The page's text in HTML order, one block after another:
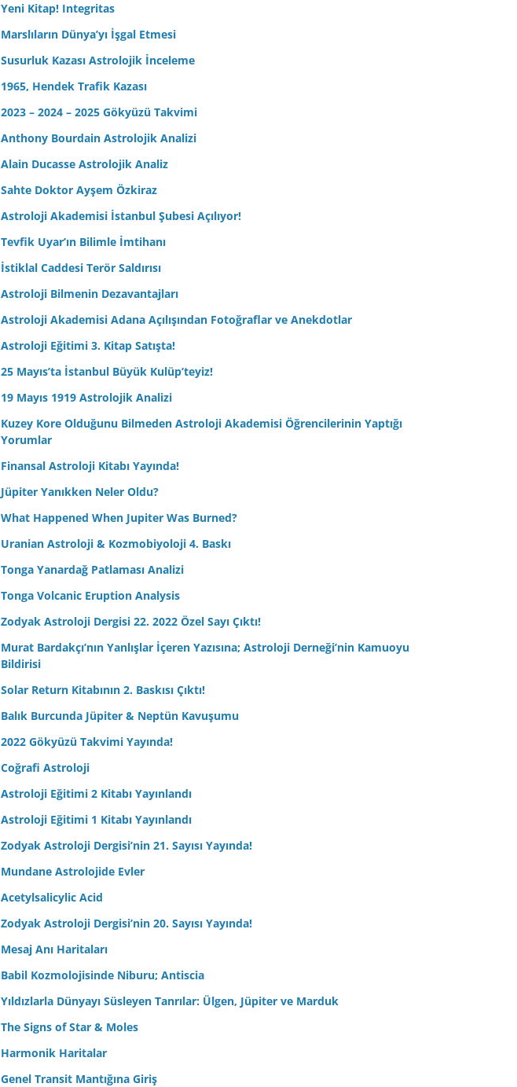
Yeni Kitap! Integritas
Marslıların Dünya’yı İşgal Etmesi
Susurluk Kazası Astrolojik İnceleme
1965, Hendek Trafik Kazası
2023 – 2024 – 2025 Gökyüzü Takvimi
Anthony Bourdain Astrolojik Analizi
Alain Ducasse Astrolojik Analiz
Sahte Doktor Ayşem Özkiraz
Astroloji Akademisi İstanbul Şubesi Açılıyor!
Tevfik Uyar’ın Bilimle İmtihanı
İstiklal Caddesi Terör Saldırısı
Astroloji Bilmenin Dezavantajları
Astroloji Akademisi Adana Açılışından Fotoğraflar ve Anekdotlar
Astroloji Eğitimi 3. Kitap Satışta!
25 Mayıs’ta İstanbul Büyük Kulüp’teyiz!
19 Mayıs 1919 Astrolojik Analizi
Kuzey Kore Olduğunu Bilmeden Astroloji Akademisi Öğrencilerinin Yaptığı
Yorumlar
Finansal Astroloji Kitabı Yayında!
Jüpiter Yanıkken Neler Oldu?
What Happened When Jupiter Was Burned?
Uranian Astroloji & Kozmobiyoloji 4. Baskı
Tonga Yanardağ Patlaması Analizi
Tonga Volcanic Eruption Analysis
Zodyak Astroloji Dergisi 22. 2022 Özel Sayı Çıktı!
Murat Bardakçı’nın Yanlışlar İçeren Yazısına; Astroloji Derneği’nin Kamuoyu
Bildirisi
Solar Return Kitabının 2. Baskısı Çıktı!
Balık Burcunda Jüpiter & Neptün Kavuşumu
2022 Gökyüzü Takvimi Yayında!
Coğrafi Astroloji
Astroloji Eğitimi 2 Kitabı Yayınlandı
Astroloji Eğitimi 1 Kitabı Yayınlandı
Zodyak Astroloji Dergisi’nin 21. Sayısı Yayında!
Mundane Astrolojide Evler
Acetylsalicylic Acid
Zodyak Astroloji Dergisi’nin 20. Sayısı Yayında!
Mesaj Anı Haritaları
Babil Kozmolojisinde Niburu; Antiscia
Yıldızlarla Dünyayı Süsleyen Tanrılar: Ülgen, Jüpiter ve Marduk
The Signs of Star & Moles
Harmonik Haritalar
Genel Transit Mantığına Giriş